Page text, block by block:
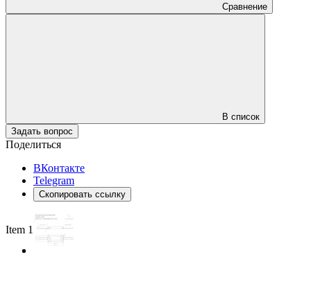
Сравнение
В список
Задать вопрос
Поделиться
ВКонтакте
Telegram
Скопировать ссылку
Item 1 of 3